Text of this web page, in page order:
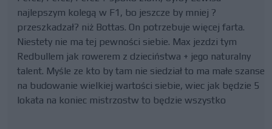
najlepszym kolegą w F1, bo jeszcze by mniej ?
przeszkadzał? niż Bottas. On potrzebuje więcej farta.
Niestety nie ma tej pewności siebie. Max jezdzi tym
Redbullem jak rowerem z dzieciństwa + jego naturalny
talent. Myśle ze kto by tam nie siedział to ma małe szanse
na budowanie wielkiej wartości siebie, wiec jak będzie 5
lokata na koniec mistrzostw to będzie wszystko